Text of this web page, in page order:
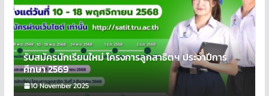
รับสมัครนักเรียนใหม่ โครงการลูกสาธิตฯ ประจำปีการ
ศึกษา 2569
10 November 2025